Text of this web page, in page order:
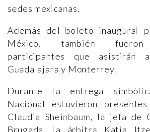
sedes mexicanas.
Además del boleto inaugural
México, también fueron
participantes que asistirán
Guadalajara y Monterrey.
Durante la entrega
Nacional estuvieron
Claudia Sheinbaum, la jefa de
Brugada, la árbitra Katia